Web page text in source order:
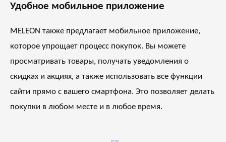
Удобное мобильное приложение
MELEON также предлагает мобильное приложение,
которое упрощает процесс покупок. Вы можете
просматривать товары, получать уведомления о
скидках и акциях, а также использовать все функции
сайти прямо с вашего смартфона. Это позволяет делать
покупки в любом месте и в любое время.